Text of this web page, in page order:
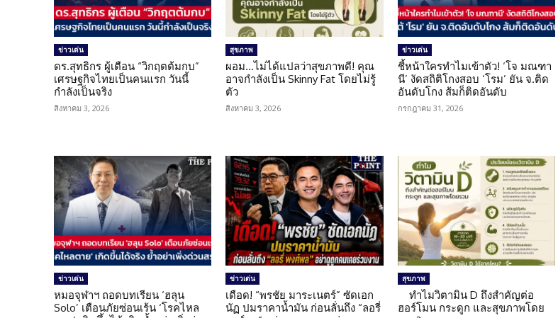
ข่าวเด่น
ดร.สุทธิกร ผู้เตือน “วิกฤตต้มกบ”
เศรษฐกิจไทยเป็นคนแรก วันนี้
กำลังเป็นจริง
สิงหาคม 3, 2026
สุขภาพ
ผอม…ไม่ได้แปลว่าสุขภาพดี! คุณ
อาจกำลังเป็น Skinny Fat โดยไม่รู้
ตัว
สิงหาคม 3, 2026
ข่าวเด่น
ชี้หน้าใครทำไมเข้าตัว! ‘โจ มณฑา
นี’ งัดสถิติโกงสอบ ‘โรม’ ยัน จ.ติด
อันดับโกง ส้มก็ติดอันดับ
กรกฎาคม 31, 2026
ข่าวเด่น
หมอจุฬาฯ ถอดบทเรียน ‘ฮลุน
Solo’ เตือนภัยซ่อนเร้น ‘โรคไหล
ข่าวเด่น
เดือด! “พรชัย มาระเนตร์” ซัดเอก
นัฏ ปมราคาน้ำมัน ก่อนลั่นถึง “ลอรี่
สุขภาพ
ทำไมวิตามิน D ถึงสำคัญต่อ
ฮอร์โมน กระดูก และสุขภาพโดย